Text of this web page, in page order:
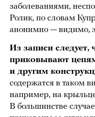
заболеваниями,
Ролик, по словам
анонимно — видимо,
Из записи следует,
приковывают
и другим
содержатся в таком
например, на
В большинстве